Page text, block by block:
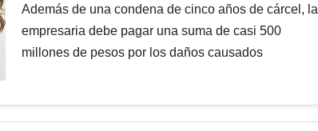
Además de una condena de cinco años de cárcel, la
empresaria debe pagar una suma de casi 500
millones de pesos por los daños causados